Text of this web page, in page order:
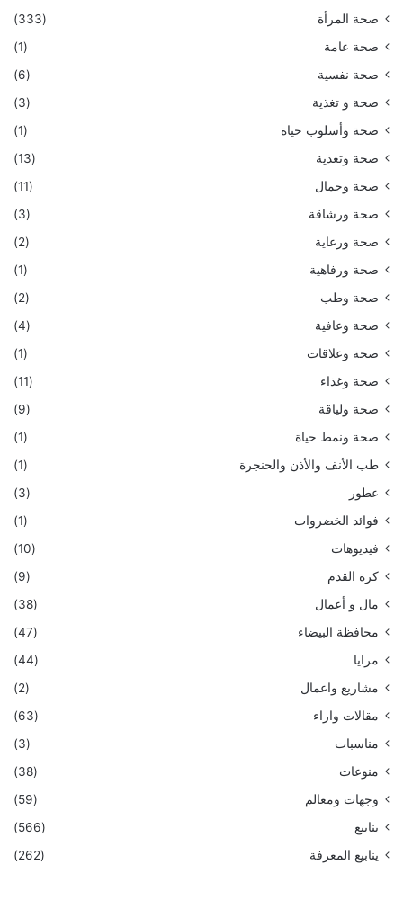
صحة المرأة
(333)
صحة عامة
(1)
صحة نفسية
(6)
صحة و تغذية
(3)
صحة وأسلوب حياة
(1)
صحة وتغذية
(13)
صحة وجمال
(11)
صحة ورشاقة
(3)
صحة ورعاية
(2)
صحة ورفاهية
(1)
صحة وطب
(2)
صحة وعافية
(4)
صحة وعلاقات
(1)
صحة وغذاء
(11)
صحة ولياقة
(9)
صحة ونمط حياة
(1)
طب الأنف والأذن والحنجرة
(1)
عطور
(3)
فوائد الخضروات
(1)
فيديوهات
(10)
كرة القدم
(9)
مال و أعمال
(38)
محافظة البيضاء
(47)
مرايا
(44)
مشاريع واعمال
(2)
مقالات واراء
(63)
مناسبات
(3)
منوعات
(38)
وجهات ومعالم
(59)
ينابيع
(566)
ينابيع المعرفة
(262)